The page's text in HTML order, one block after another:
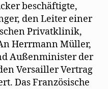
beschäftigte,
den Leiter einer
Privatklinik,
Herrmann Müller,
Außenminister der
Versailler Vertrag
Das Französische